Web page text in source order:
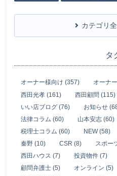
カテゴリ
タ
オーナー様向け (357) オーナ
西田光孝 (161)
西田顧問 (115)
いい店ブログ (76)
お知らせ
法律コラム (60)
山本安志 (60)
税理士コラム (60)
NEW (58)
秦野 (10)
CSR (8) スポー
西田ハウス (7)
投資物件 (7)
顧問弁護士 (5)
オンライン (5)